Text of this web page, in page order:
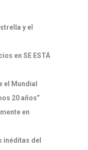
y el
en SE ESTÁ
el Mundial
20 años”
en
inéditas del